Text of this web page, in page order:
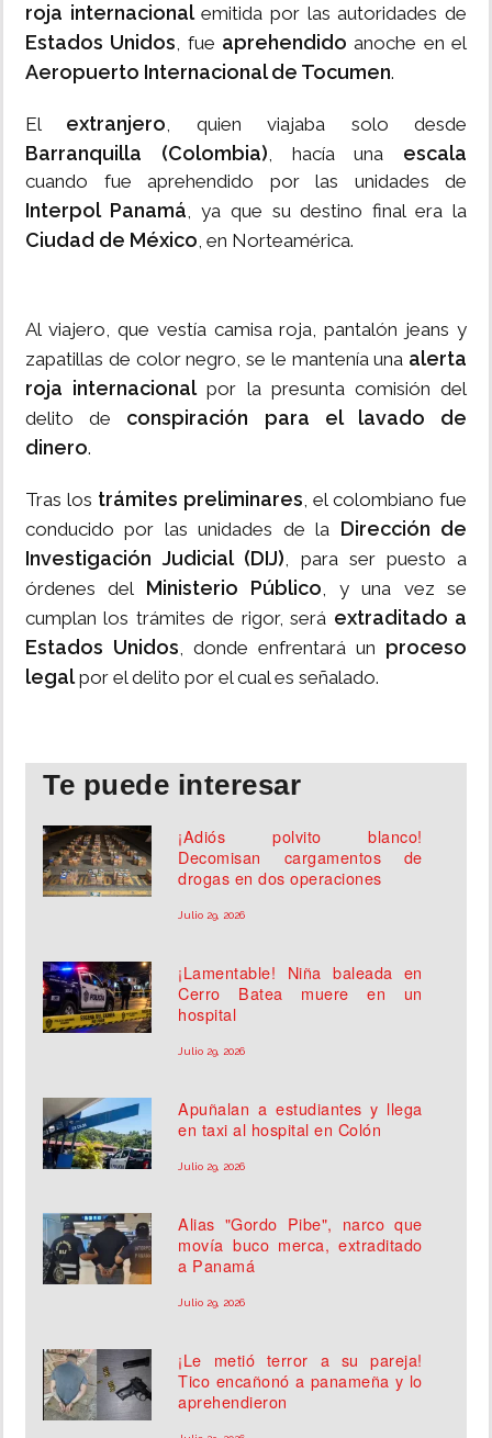
roja internacionalemitida por las autoridades de
Estados Unidos, fue aprehendido anoche en el
Aeropuerto Internacional de Tocumen.
El extranjero, quien viajaba solo desde
Barranquilla (Colombia), hacía una escala
cuando fue aprehendido por las unidades de
Interpol Panamá, ya que su destino final era la
Ciudad de México, en Norteamérica.
Al viajero, que vestía camisa roja, pantalón jeans y
zapatillas de color negro, se le mantenía una alerta
roja internacionalpor la presunta comisión del
delito de conspiración para el lavado de
dinero.
Tras los trámites preliminares, el colombiano fue
conducido por las unidades de la Dirección de
Investigación Judicial (DIJ), para ser puesto a
órdenes del Ministerio Público, y una vez se
cumplan los trámites de rigor, será extraditado a
Estados Unidos, donde enfrentará un proceso
legalpor el delito por el cual es señalado.
Te puede interesar
¡Adiós polvito blanco!
Decomisan cargamentos de
drogas en dos operaciones
Julio 29, 2026
¡Lamentable! Niña baleada en
Cerro Batea muere en un
hospital
Julio 29, 2026
Apuñalan a estudiantes y llega
en taxi al hospital en Colón
Julio 29, 2026
Alias "Gordo Pibe", narco que
movía buco merca, extraditado
a Panamá
Julio 29, 2026
¡Le metió terror a su pareja!
Tico encañonó a panameña y lo
aprehendieron